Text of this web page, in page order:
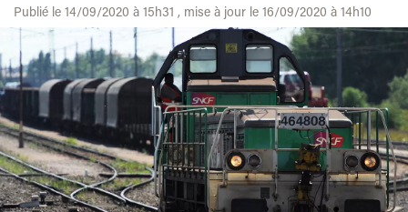
Publié le 14/09/2020 à 15h31 , mise à jour le 16/09/2020 à 14h10